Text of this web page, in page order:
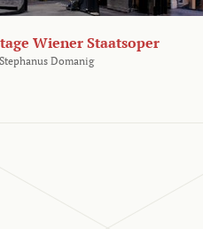
Wiener Staatsoper
Stephanus Domanig